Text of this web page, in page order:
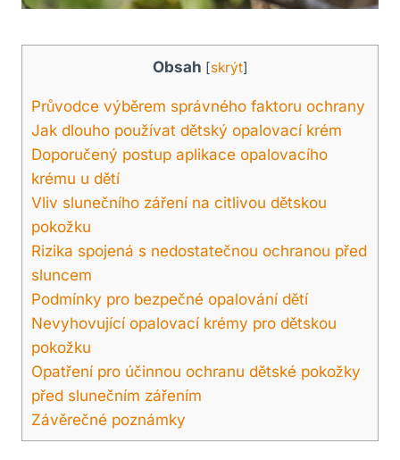
Obsah [skrýt]
Průvodce výběrem správného faktoru ochrany
Jak dlouho používat dětský opalovací krém
Doporučený postup aplikace opalovacího
krému u dětí
Vliv slunečního záření na citlivou dětskou
pokožku
Rizika spojená s nedostatečnou ochranou před
sluncem
Podmínky pro bezpečné opalování dětí
Nevyhovující opalovací krémy pro dětskou
pokožku
Opatření pro účinnou ochranu dětské pokožky
před slunečním zářením
Závěrečné poznámky